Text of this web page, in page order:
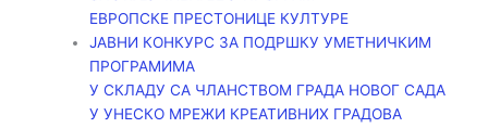
ЕВРОПСКЕ ПРЕСТОНИЦЕ КУЛТУРЕ
ЈАВНИ КОНКУРС ЗА ПОДРШКУ УМЕТНИЧКИМ
ПРОГРАМИМА
У СКЛАДУ СА ЧЛАНСТВОМ ГРАДА НОВОГ САДА
У УНЕСКО МРЕЖИ КРЕАТИВНИХ ГРАДОВА